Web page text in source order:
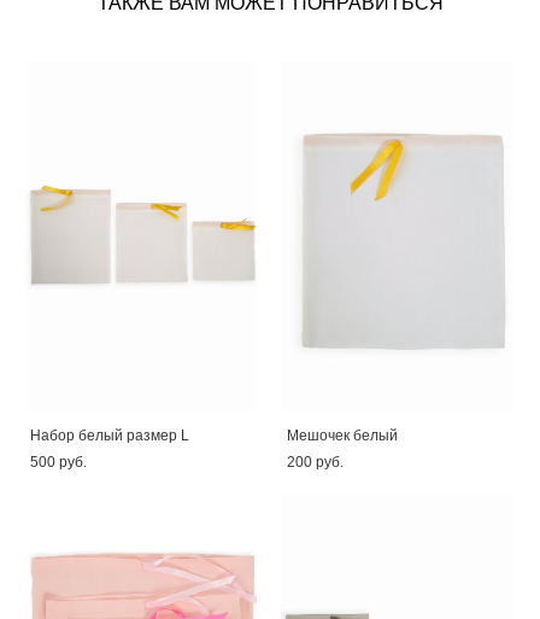
Набор белый размер L
500 pуб.
Мешочек белый
200 pуб.